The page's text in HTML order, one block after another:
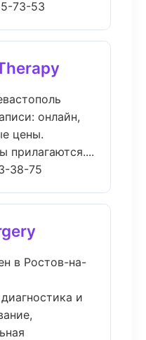
73-53
онлайн,
цены.
прилагаются....
38-75
в Ростов-на-
и